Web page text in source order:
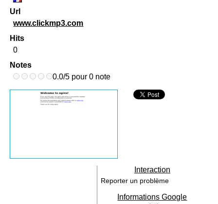
Url
www.clickmp3.com
Hits
0
Notes
0.0/5 pour 0 note
Interaction
Reporter un problème
Informations Google